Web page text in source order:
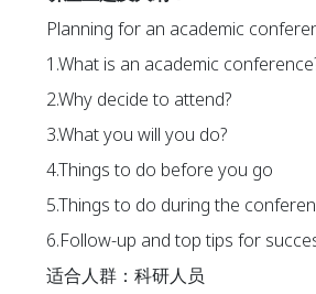
Planning for an academic
1.What is an academic
2.Why decide to attend?
3.What you will you do?
4.Things to do before you go
5.Things to do during the
6.Follow-up and top tips for
适合人群：科研人员